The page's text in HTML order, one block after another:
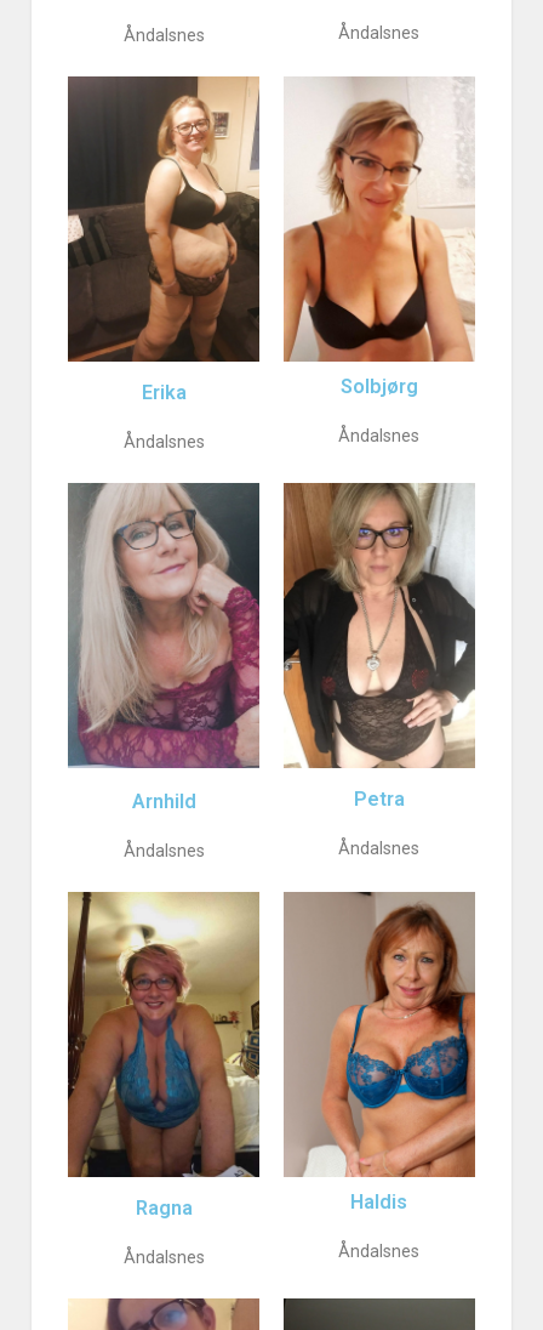
Åndalsnes Åndalsnes
Erika
Åndalsnes
Solbjørg
Åndalsnes
Arnhild
Åndalsnes
Petra
Åndalsnes
Ragna
Åndalsnes
Haldis
Åndalsnes